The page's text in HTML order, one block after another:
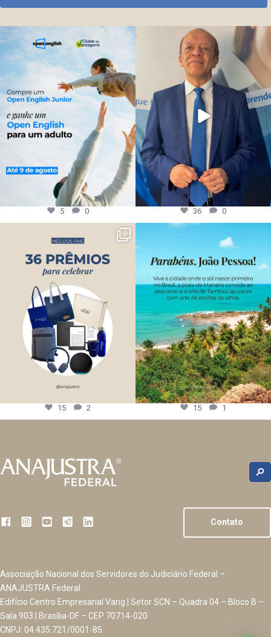
5 0 36 0
15 2 15 1
Contato
Associação Nacional dos Servidores do Judiciário Federal –
ANAJUSTRA Federal
Edifício Centro Empresarial Varig | Setor SCN – Quadra 04 – Bloco B –
Sala 903 | Brasília-DF – CEP 70714-020
CNPJ: 04.435.721/0001-85